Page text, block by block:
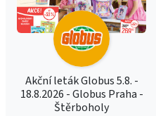
Akční leták Globus 5.8. -
18.8.2026 - Globus Praha -
Štěrboholy